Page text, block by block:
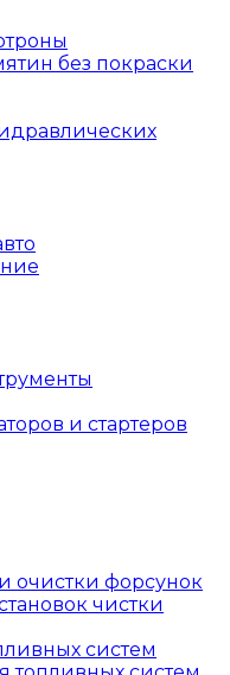
без покраски
и стартеров
очистки форсунок
чистки
систем